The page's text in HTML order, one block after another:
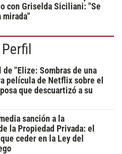
con Griselda Siciliani: "Se
mirada"
de "Elize: Sombras de una
película de Netflix sobre el
que descuartizó a su
sanción a la
la Propiedad Privada: el
ceder en la Ley del